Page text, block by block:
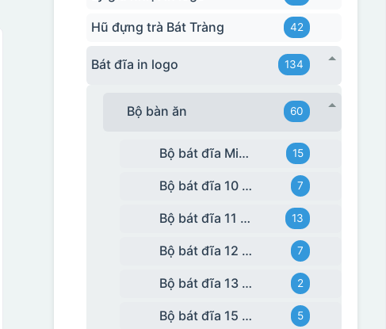
Hũ đựng trà Bát Tràng 42
Bát đĩa in logo 134
Bộ bàn ăn 60
Bộ bát đĩa Minh Long 15
Bộ bát đĩa 10 món 7
Bộ bát đĩa 11 món 13
Bộ bát đĩa 12 món 7
Bộ bát đĩa 13 món 2
Bộ bát đĩa 15 món 5